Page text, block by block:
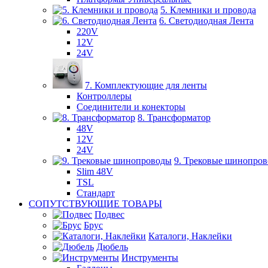
5. Клемники и провода
6. Светодиодная Лента
220V
12V
24V
7. Комплектующие для ленты
Контроллеры
Соединители и конекторы
8. Трансформатор
48V
12V
24V
9. Трековые
Slim 48V
TSL
Стандарт
СОПУТСТВУЮЩИЕ ТОВАРЫ
Подвес
Брус
Каталоги, Наклейки
Дюбель
Инструменты